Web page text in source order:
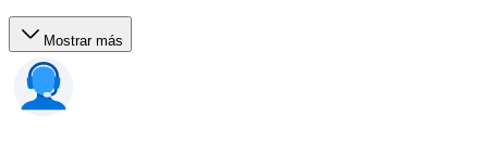
Mostrar más